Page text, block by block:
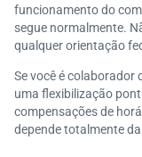
funcionamento do
segue normalmente.
qualquer orientação
Se você é colaborador
uma flexibilização
compensações de
depende totalmente